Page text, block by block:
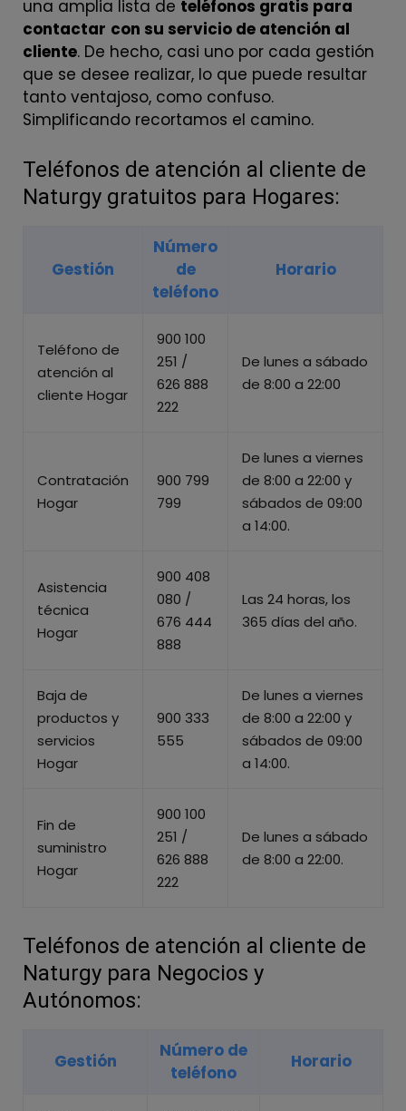
una amplia lista de teléfonos gratis para
contactar con su servicio de atención al
cliente. De hecho, casi uno por cada gestión
que se desee realizar, lo que puede resultar
tanto ventajoso, como confuso.
Simplificando recortamos el camino.
Teléfonos de atención al cliente de
Naturgy gratuitos para Hogares:
Gestión
Número
de
teléfono
Horario
Teléfono de
atención al
cliente Hogar
900 100
251 /
626 888
222
De lunes a sábado
de 8:00 a 22:00
Contratación
Hogar
900 799
799
De lunes a viernes
de 8:00 a 22:00 y
sábados de 09:00
a 14:00.
Asistencia
técnica
Hogar
900 408
080 /
676 444
888
Las 24 horas, los
365 días del año.
Baja de
productos y
servicios
Hogar
900 333
555
De lunes a viernes
de 8:00 a 22:00 y
sábados de 09:00
a 14:00.
Fin de
suministro
Hogar
900 100
251 /
626 888
222
De lunes a sábado
de 8:00 a 22:00.
Teléfonos de atención al cliente de
Naturgy para Negocios y
Autónomos:
Gestión
Número de
teléfono
Horario